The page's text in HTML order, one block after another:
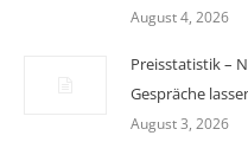
August 4, 2026
Preisstatistik –
Gespräche
August 3, 2026